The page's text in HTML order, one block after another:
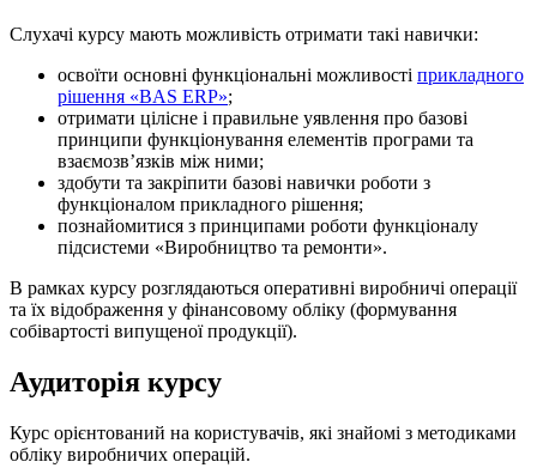
Слухачі курсу мають можливість отримати такі навички:
освоїти основні функціональні можливості прикладного
рішення «BAS ERP»;
отримати цілісне і правильне уявлення про базові
принципи функціонування елементів програми та
взаємозв’язків між ними;
здобути та закріпити базові навички роботи з
функціоналом прикладного рішення;
познайомитися з принципами роботи функціоналу
підсистеми «Виробництво та ремонти».
В рамках курсу розглядаються оперативні виробничі операції
та їх відображення у фінансовому обліку (формування
собівартості випущеної продукції).
Аудиторія курсу
Курс орієнтований на користувачів, які знайомі з методиками
обліку виробничих операцій.